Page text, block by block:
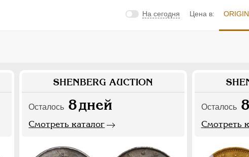
На сегодня Цена в:
SHENBERG AUCTION
Осталось 8дней
Смотреть каталог
Осталось 8
Смотреть